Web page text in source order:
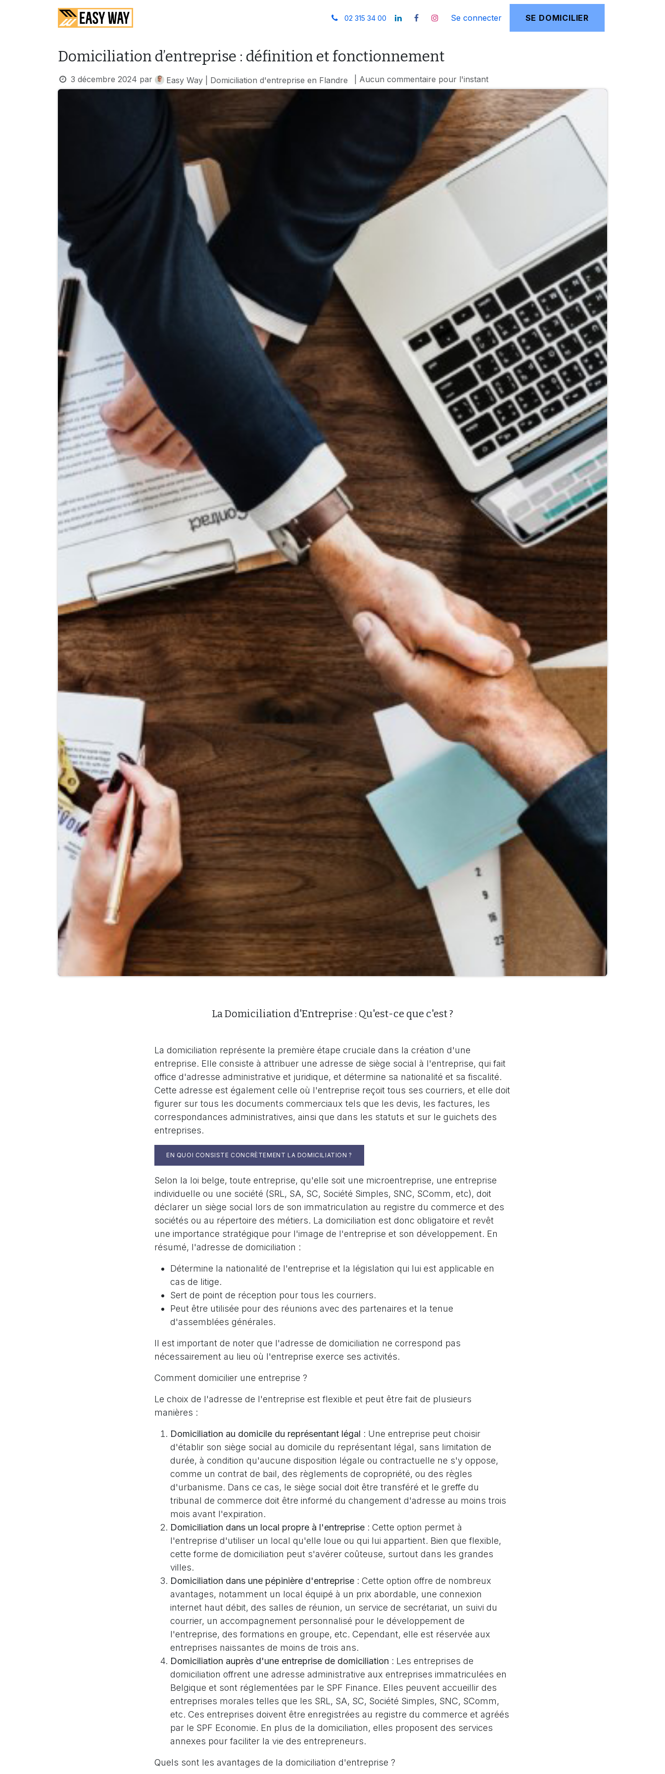
FAQ02 315 34 00 Se connecter SE DOMICILIER
Domiciliation d’entreprise : définition et fonctionnement
3 décembre 2024 par Easy Way | Domiciliation d'entreprise en Flandre | Aucun commentaire pour l'instant
La Domiciliation d'Entreprise : Qu'est-ce que c'est ?
La domiciliation représente la première étape cruciale dans la création d'une
entreprise. Elle consiste à attribuer une adresse de siège social à l'entreprise, qui fait
office d'adresse administrative et juridique, et détermine sa nationalité et sa fiscalité.
Cette adresse est également celle où l'entreprise reçoit tous ses courriers, et elle doit
figurer sur tous les documents commerciaux tels que les devis, les factures, les
correspondances administratives, ainsi que dans les statuts et sur le guichets des
entreprises.
EN QUOI CONSISTE CONCRÈTEMENT LA DOMICILIATION ?
Selon la loi belge, toute entreprise, qu'elle soit une microentreprise, une entreprise
individuelle ou une société (SRL, SA, SC, Société Simples, SNC, SComm, etc), doit
déclarer un siège social lors de son immatriculation au registre du commerce et des
sociétés ou au répertoire des métiers. La domiciliation est donc obligatoire et revêt
une importance stratégique pour l'image de l'entreprise et son développement. En
résumé, l'adresse de domiciliation :
Détermine la nationalité de l'entreprise et la législation qui lui est applicable en
cas de litige.
Sert de point de réception pour tous les courriers.
Peut être utilisée pour des réunions avec des partenaires et la tenue
d'assemblées générales.
Il est important de noter que l'adresse de domiciliation ne correspond pas
nécessairement au lieu où l'entreprise exerce ses activités.
Comment domicilier une entreprise ?
Le choix de l'adresse de l'entreprise est flexible et peut être fait de plusieurs
manières :
Domiciliation au domicile du représentant légal : Une entreprise peut choisir
d'établir son siège social au domicile du représentant légal, sans limitation de
durée, à condition qu'aucune disposition légale ou contractuelle ne s'y oppose,
comme un contrat de bail, des règlements de copropriété, ou des règles
d'urbanisme. Dans ce cas, le siège social doit être transféré et le greffe du
tribunal de commerce doit être informé du changement d'adresse au moins trois
mois avant l'expiration.
Domiciliation dans un local propre à l'entreprise : Cette option permet à
l'entreprise d'utiliser un local qu'elle loue ou qui lui appartient. Bien que flexible,
cette forme de domiciliation peut s'avérer coûteuse, surtout dans les grandes
villes.
Domiciliation dans une pépinière d'entreprise : Cette option offre de nombreux
avantages, notamment un local équipé à un prix abordable, une connexion
internet haut débit, des salles de réunion, un service de secrétariat, un suivi du
courrier, un accompagnement personnalisé pour le développement de
l'entreprise, des formations en groupe, etc. Cependant, elle est réservée aux
entreprises naissantes de moins de trois ans.
Domiciliation auprès d'une entreprise de domiciliation : Les entreprises de
domiciliation offrent une adresse administrative aux entreprises immatriculées en
Belgique et sont réglementées par le SPF Finance. Elles peuvent accueillir des
entreprises morales telles que les SRL, SA, SC, Société Simples, SNC, SComm,
etc. Ces entreprises doivent être enregistrées au registre du commerce et agréés
par le SPF Economie. En plus de la domiciliation, elles proposent des services
annexes pour faciliter la vie des entrepreneurs.
Quels sont les avantages de la domiciliation d'entreprise ?